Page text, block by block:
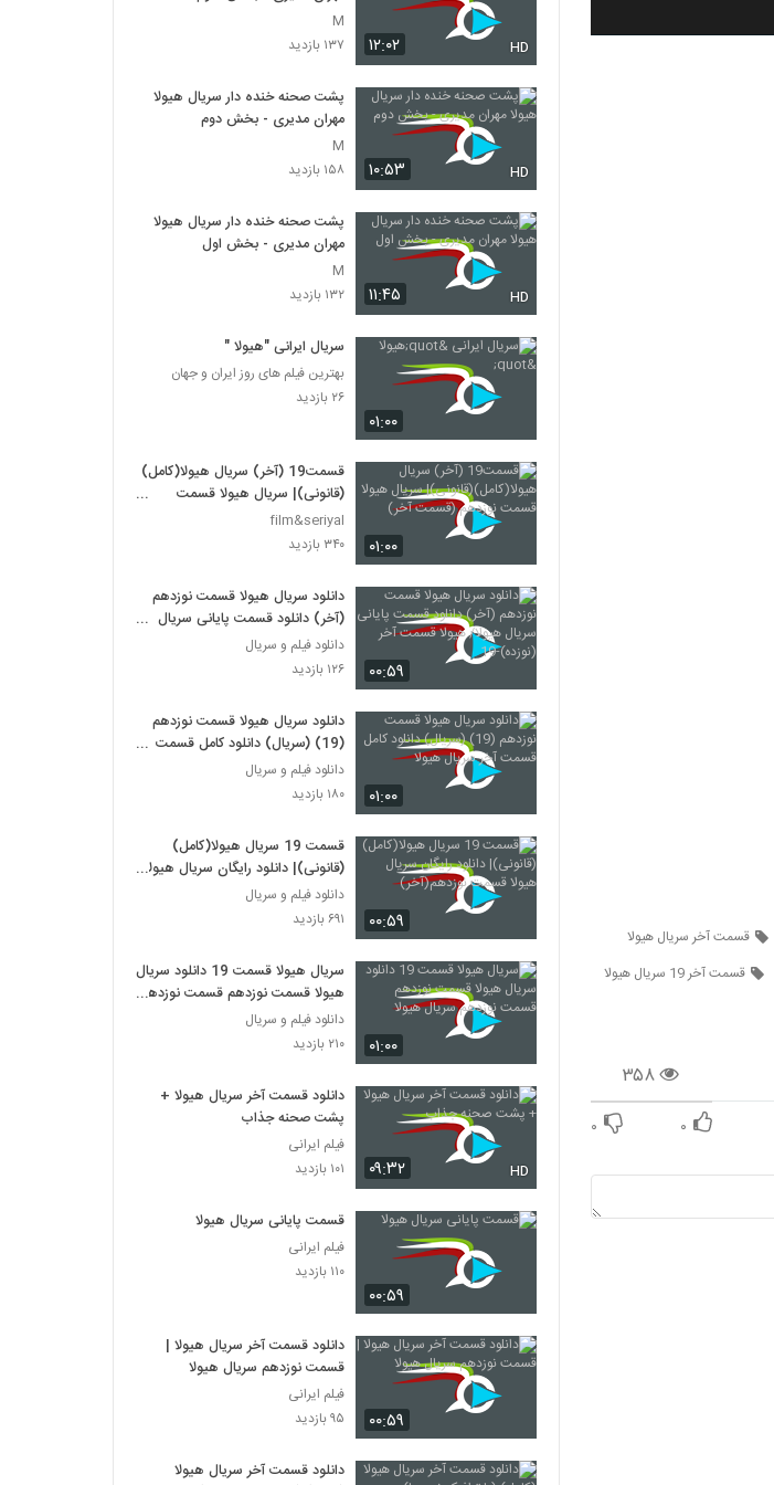
قسمت آخر سریال هیولا
قسمت آخر 19 سریال هیولا
۳۵۸
۰ ۰
۱۲:۰۲ HD
M
۱۳۷ بازدید
۱۰:۵۳ HD
پشت صحنه خنده دار سریال هیولا
مهران مدیری - بخش دوم
M
۱۵۸ بازدید
۱۱:۴۵ HD
پشت صحنه خنده دار سریال هیولا
مهران مدیری - بخش اول
M
۱۳۲ بازدید
۰۱:۰۰
سریال ایرانی "هیولا "
بهترین فیلم های روز ایران و جهان
۲۶ بازدید
۰۱:۰۰
قسمت19 (آخر) سریال هیولا(کامل)
(قانونی)| سریال هیولا قسمت
نوزدهم (قسمت آخر)
film&seriyal
۳۴۰ بازدید
۰۰:۵۹
دانلود سریال هیولا قسمت نوزدهم
(آخر) دانلود قسمت پایانی سریال
هیولا/ هیولا قسمت آخر (نوزده)-19
دانلود فیلم و سریال
۱۲۶ بازدید
۰۱:۰۰
دانلود سریال هیولا قسمت نوزدهم
(19) (سریال) دانلود کامل قسمت
آخر سریال هیولا
دانلود فیلم و سریال
۱۸۰ بازدید
۰۰:۵۹
قسمت 19 سریال هیولا(کامل)
(قانونی)| دانلود رایگان سریال هیولا
قسمت نوزدهم(آخر)
دانلود فیلم و سریال
۶۹۱ بازدید
۰۱:۰۰
سریال هیولا قسمت 19 دانلود سریال
هیولا قسمت نوزدهم قسمت نوزدهم
سریال هیولا
دانلود فیلم و سریال
۲۱۰ بازدید
۰۹:۳۲ HD
دانلود قسمت آخر سریال هیولا +
پشت صحنه جذاب
فیلم ایرانی
۱۰۱ بازدید
۰۰:۵۹
قسمت پایانی سریال هیولا
فیلم ایرانی
۱۱۰ بازدید
۰۰:۵۹
دانلود قسمت آخر سریال هیولا |
قسمت نوزدهم سریال هیولا
فیلم ایرانی
۹۵ بازدید
دانلود قسمت آخر سریال هیولا